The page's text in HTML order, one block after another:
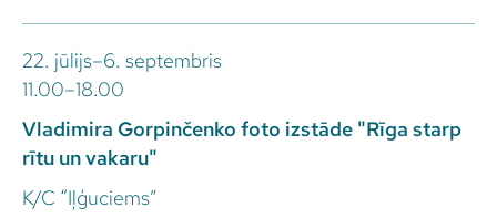
22. jūlijs–6. septembris
11.00–18.00
Vladimira Gorpinčenko foto izstāde "Rīga starp
rītu un vakaru"
K/C “Iļģuciems”